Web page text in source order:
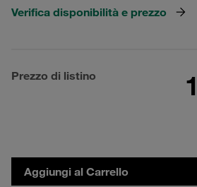
Verifica disponibilità e prezzo
Prezzo di listino
Aggiungi al Carrello